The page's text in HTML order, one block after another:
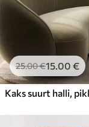
25.00€15.00 €